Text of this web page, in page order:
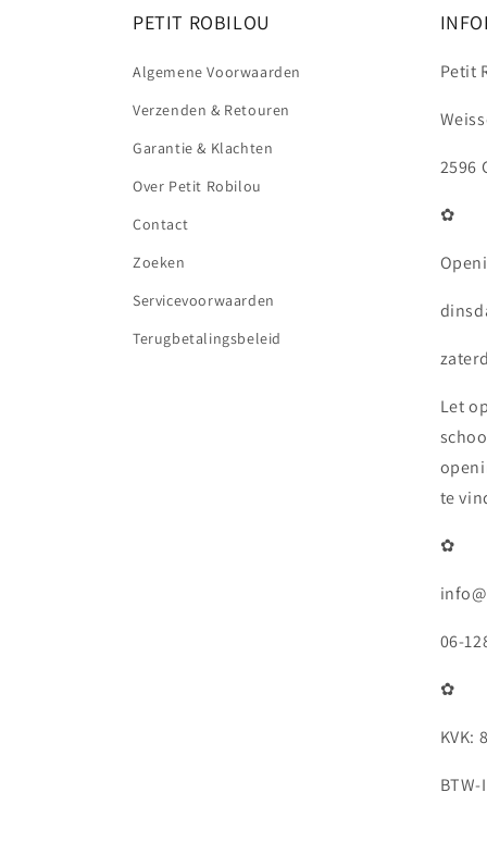
PETIT ROBILOU
Algemene Voorwaarden
Verzenden & Retouren
Garantie & Klachten
Over Petit Robilou
Contact
Zoeken
Servicevoorwaarden
Terugbetalingsbeleid
Petit
2596
✿
Let
te
✿
06-
✿
KVK: